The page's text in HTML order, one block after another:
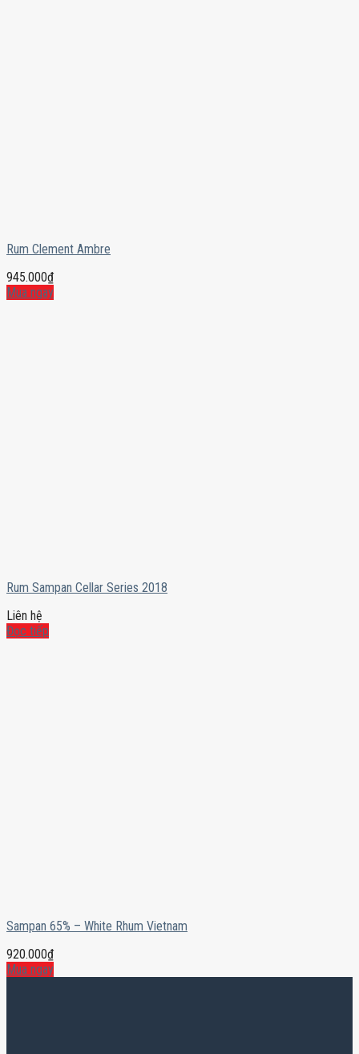
Rum Clement Ambre
945.000₫
Mua ngay
Rum Sampan Cellar Series 2018
Liên hệ
Đọc tiếp
Sampan 65% – White Rhum Vietnam
920.000₫
Mua ngay